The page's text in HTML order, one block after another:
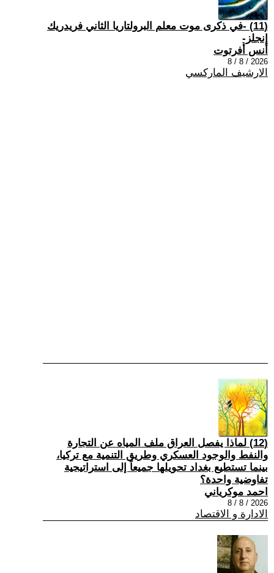
(11) -في ذكرى موت معلم البرولتاريا الثاني فريدريك
إنجلز-
أنس أفرتوت
2026 / 8 / 8
الارشيف الماركسي
(12) لماذا يفصل العراق ملف المياه عن التجارة
والنفط والوجود العسكري وطريق التنمية مع تركيا،
بينما تستطيع بغداد تحويلها جميعاً إلى استراتيجية
تفاوضية واحدة؟
احمد موكرياني
2026 / 8 / 8
الادارة و الاقتصاد